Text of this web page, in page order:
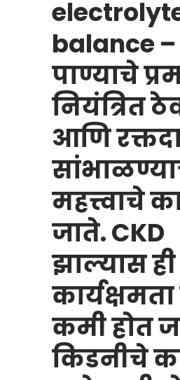
balance –
पाण्याचे
नियंत्रित
आणि
महत्त्वाचे
जाते. CKD
झाल्यास ही
कमी होत
किडनीचे